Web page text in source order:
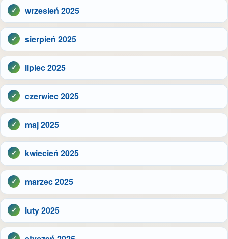
wrzesień 2025
sierpień 2025
lipiec 2025
czerwiec 2025
maj 2025
kwiecień 2025
marzec 2025
luty 2025